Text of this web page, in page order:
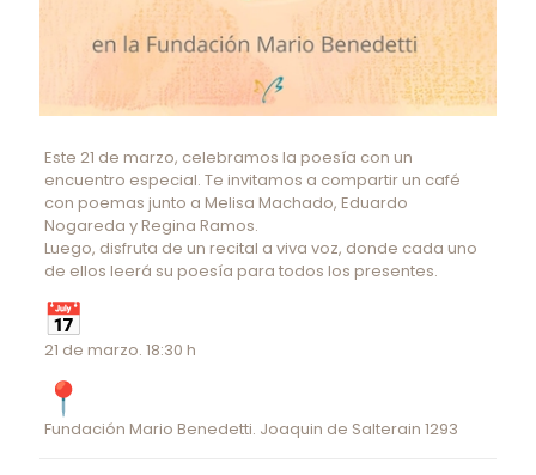
Este 21 de marzo, celebramos la poesía con un
encuentro especial. Te invitamos a compartir un café
con poemas junto a Melisa Machado, Eduardo
Nogareda y Regina Ramos.
Luego, disfruta de un recital a viva voz, donde cada uno
de ellos leerá su poesía para todos los presentes.
21 de marzo. 18:30 h
Fundación Mario Benedetti. Joaquin de Salterain 1293